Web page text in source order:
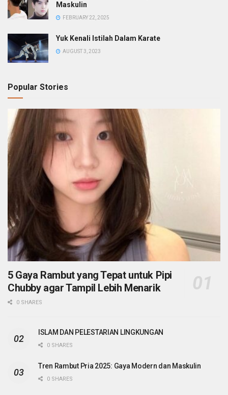
Maskulin
FEBRUARY 22, 2025
Yuk Kenali Istilah Dalam Karate
AUGUST 3, 2023
Popular Stories
5 Gaya Rambut yang Tepat untuk Pipi
Chubby agar Tampil Lebih Menarik
0 SHARES
ISLAM DAN PELESTARIAN LINGKUNGAN
0 SHARES
Tren Rambut Pria 2025: Gaya Modern dan Maskulin
0 SHARES